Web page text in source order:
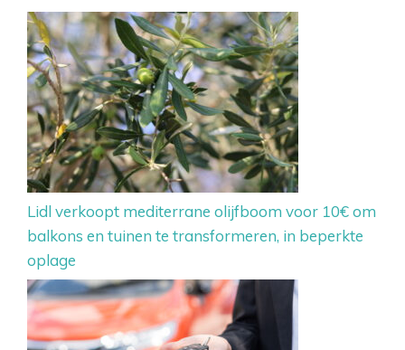
Lidl verkoopt mediterrane olijfboom voor 10€ om
balkons en tuinen te transformeren, in beperkte
oplage